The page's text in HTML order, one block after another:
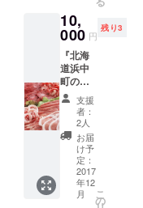
らか
く、脂
の甘み
が特徴
のお肉
です。
※こちら
の画像
はイ
メージ
図で
す。 ※
北海道
からな
ので冷
フ。 黒
毛和牛
上品な
脂質を
ホルス
タイン
からは
赤身の
強さ
を、そ
のお互
いの特
徴が絶
妙に
慣れる
のには
ちょっ
と時間
がかか
ります
けど笑
※交通費
等は別
途でご
用意下
さい。
※こちら
のリ
ターン
10,
000 円
残り3
『北海
道浜中
町の特
産品を
ご用意
致しま
した』
浜中町
は道内
でも有
数の酪
農、漁
支援
者：
2人
お届
け予
定：
2017
年12
月
こ
の